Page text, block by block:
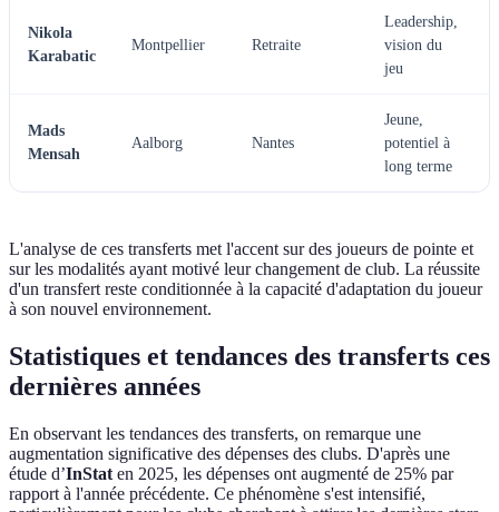
Nikola
Karabatic
Montpellier Retraite
Leadership,
vision du
jeu
Mads
Mensah
Aalborg Nantes
Jeune,
potentiel à
long terme
L'analyse de ces transferts met l'accent sur des joueurs de pointe et
sur les modalités ayant motivé leur changement de club. La réussite
d'un transfert reste conditionnée à la capacité d'adaptation du joueur
à son nouvel environnement.
Statistiques et tendances des transferts ces
dernières années
En observant les tendances des transferts, on remarque une
augmentation significative des dépenses des clubs. D'après une
étude d’InStat en 2025, les dépenses ont augmenté de 25% par
rapport à l'année précédente. Ce phénomène s'est intensifié,